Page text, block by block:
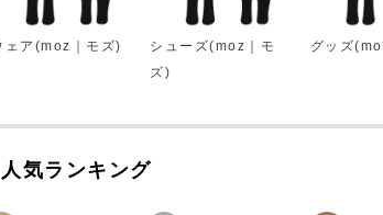
ェア(moz｜モズ)
シューズ(moz｜モ
ズ)
グッズ
人気ランキング